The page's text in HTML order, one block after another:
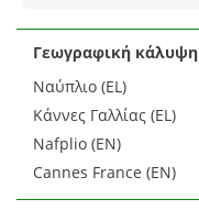
Γεωγραφική κάλυψη
Ναύπλιο (EL)
Κάννες Γαλλίας (EL)
Nafplio (EN)
Cannes France (EN)